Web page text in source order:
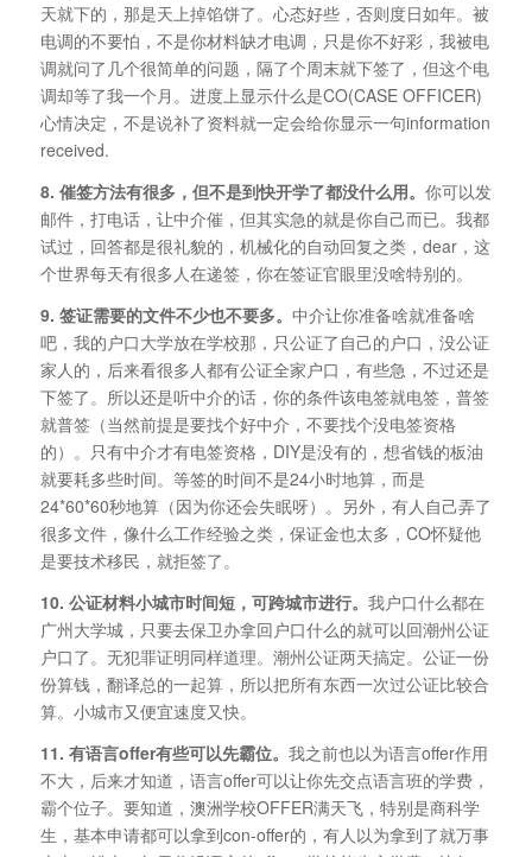
天就下的，那是天上掉馅饼了。心态好些，否则度日如年。被
电调的不要怕，不是你材料缺才电调，只是你不好彩，我被电
调就问了几个很简单的问题，隔了个周末就下签了，但这个电
调却等了我一个月。进度上显示什么是CO(CASE OFFICER)
心情决定，不是说补了资料就一定会给你显示一句information
received.
8. 催签方法有很多，但不是到快开学了都没什么用。 你可以发
邮件，打电话，让中介催，但其实急的就是你自己而已。我都
试过，回答都是很礼貌的，机械化的自动回复之类，dear，这
个世界每天有很多人在递签，你在签证官眼里没啥特别的。
9. 签证需要的文件不少也不要多。 中介让你准备啥就准备啥
吧，我的户口大学放在学校那，只公证了自己的户口，没公证
家人的，后来看很多人都有公证全家户口，有些急，不过还是
下签了。所以还是听中介的话，你的条件该电签就电签，普签
就普签（当然前提是要找个好中介，不要找个没电签资格
的）。只有中介才有电签资格，DIY是没有的，想省钱的板油
就要耗多些时间。等签的时间不是24小时地算，而是
24*60*60秒地算（因为你还会失眠呀）。另外，有人自己弄了
很多文件，像什么工作经验之类，保证金也太多，CO怀疑他
是要技术移民，就拒签了。
10. 公证材料小城市时间短，可跨城市进行。 我户口什么都在
广州大学城，只要去保卫办拿回户口什么的就可以回潮州公证
户口了。无犯罪证明同样道理。潮州公证两天搞定。公证一份
份算钱，翻译总的一起算，所以把所有东西一次过公证比较合
算。小城市又便宜速度又快。
11. 有语言offer有些可以先霸位。 我之前也以为语言offer作用
不大，后来才知道，语言offer可以让你先交点语言班的学费，
霸个位子。要知道，澳洲学校OFFER满天飞，特别是商科学
生，基本申请都可以拿到con-offer的，有人以为拿到了就万事